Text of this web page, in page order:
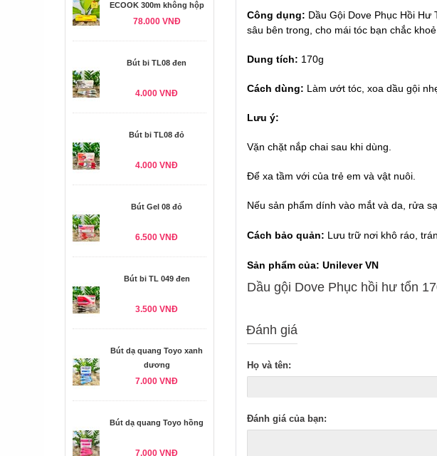
ECOOK 300m không hộp
78.000 VNĐ
Bút bi TL08 đen
4.000 VNĐ
Bút bi TL08 đỏ
4.000 VNĐ
Bút Gel 08 đỏ
6.500 VNĐ
Bút bi TL 049 đen
3.500 VNĐ
Bút dạ quang Toyo xanh
dương
7.000 VNĐ
Bút dạ quang Toyo hồng
7.000 VNĐ
Công dụng: Dầu Gội Dove Phục Hồi Hư
sâu bên trong, cho mái tóc bạn chắc
Dung tích: 170g
Cách dùng: Làm ướt tóc, xoa dầu gội
Lưu ý:
Vặn chặt nắp chai sau khi dùng.
Để xa tầm với của trẻ em và vật nuôi.
Nếu sản phẩm dính vào mắt và da, rửa
Cách bảo quản: Lưu trữ nơi khô ráo,
Sản phẩm của: Unilever VN
Dầu gội Dove Phục hồi hư tổn
Đánh giá
Họ và tên:
Đánh giá của bạn: